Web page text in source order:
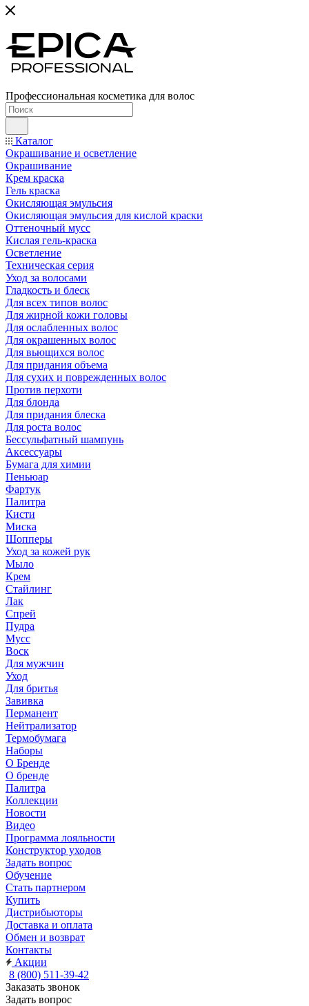
Профессиональная косметика для волос
Каталог
Окрашивание и осветление
Окрашивание
Крем краска
Гель краска
Окисляющая эмульсия
Окисляющая эмульсия для кислой краски
Оттеночный мусс
Кислая гель-краска
Осветление
Техническая серия
Уход за волосами
Гладкость и блеск
Для всех типов волос
Для жирной кожи головы
Для ослабленных волос
Для окрашенных волос
Для вьющихся волос
Для придания объема
Для сухих и поврежденных волос
Против перхоти
Для блонда
Для придания блеска
Для роста волос
Бессульфатный шампунь
Аксессуары
Бумага для химии
Пеньюар
Фартук
Палитра
Кисти
Миска
Шопперы
Уход за кожей рук
Мыло
Крем
Стайлинг
Лак
Спрей
Пудра
Мусс
Воск
Для мужчин
Уход
Для бритья
Завивка
Перманент
Нейтрализатор
Термобумага
Наборы
О Бренде
О бренде
Палитра
Коллекции
Новости
Видео
Программа лояльности
Конструктор уходов
Задать вопрос
Обучение
Стать партнером
Купить
Дистрибьюторы
Доставка и оплата
Обмен и возврат
Контакты
Акции
8 (800) 511-39-42
Заказать звонок
Задать вопрос